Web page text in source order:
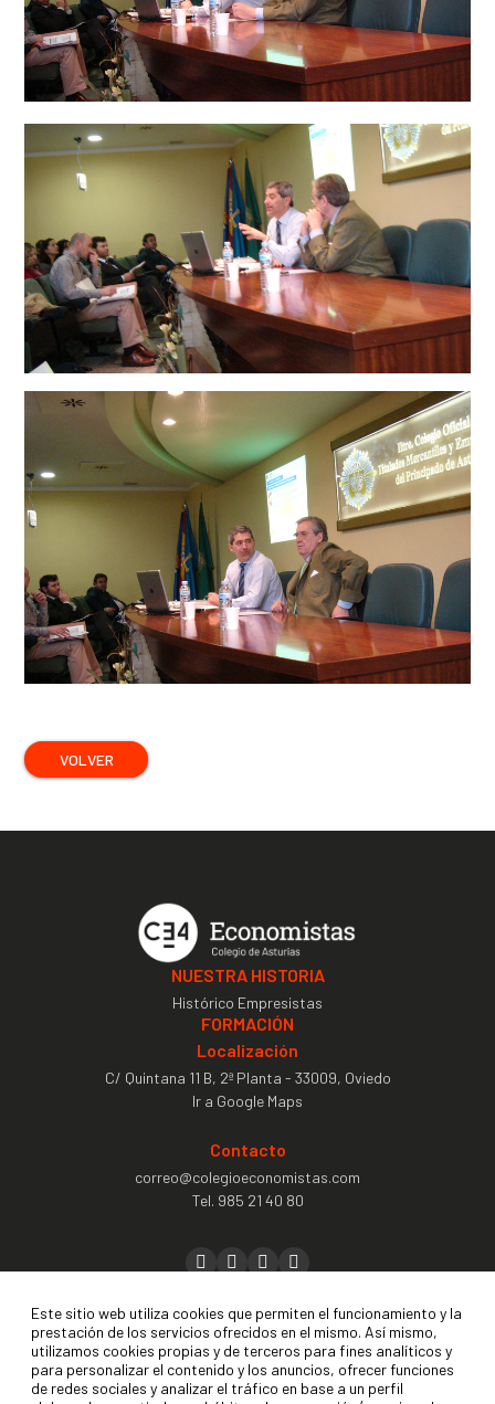
VOLVER
NUESTRA HISTORIA
Histórico Empresistas
FORMACIÓN
Localización
C/ Quintana 11 B, 2ª Planta - 33009, Oviedo
Ir a Google Maps
Contacto
correo@colegioeconomistas.com
Tel. 985 21 40 80
Colegiación
Contactar
Este sitio web utiliza cookies que permiten el funcionamiento y la
prestación de los servicios ofrecidos en el mismo. Así mismo,
utilizamos cookies propias y de terceros para fines analíticos y
para personalizar el contenido y los anuncios, ofrecer funciones
de redes sociales y analizar el tráfico en base a un perfil